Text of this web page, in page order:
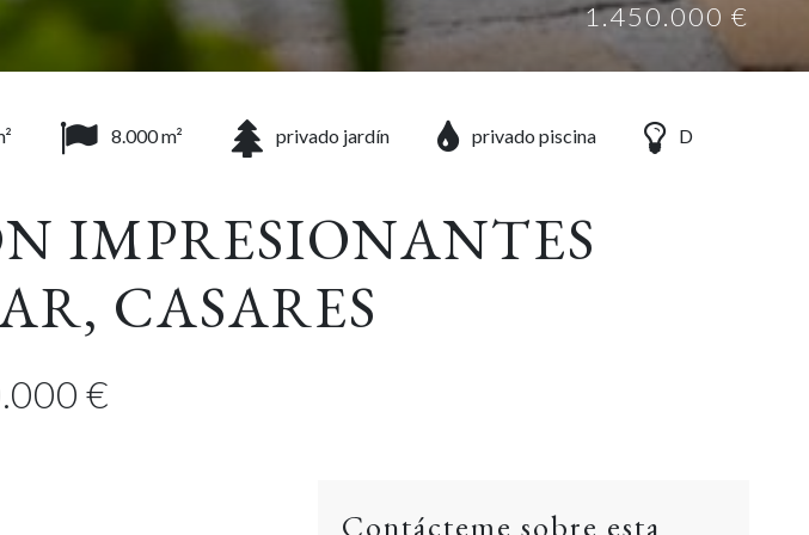
1.450.000 €
8.000 m² privado jardín privado piscina D
IMPRESIONANTES
CASARES
€
Contácteme sobre esta